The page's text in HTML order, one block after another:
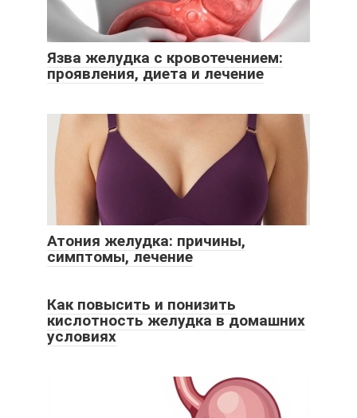
Язва желудка с кровотечением:
проявления, диета и лечение
Атония желудка: причины,
симптомы, лечение
Как повысить и понизить
кислотность желудка в домашних
условиях